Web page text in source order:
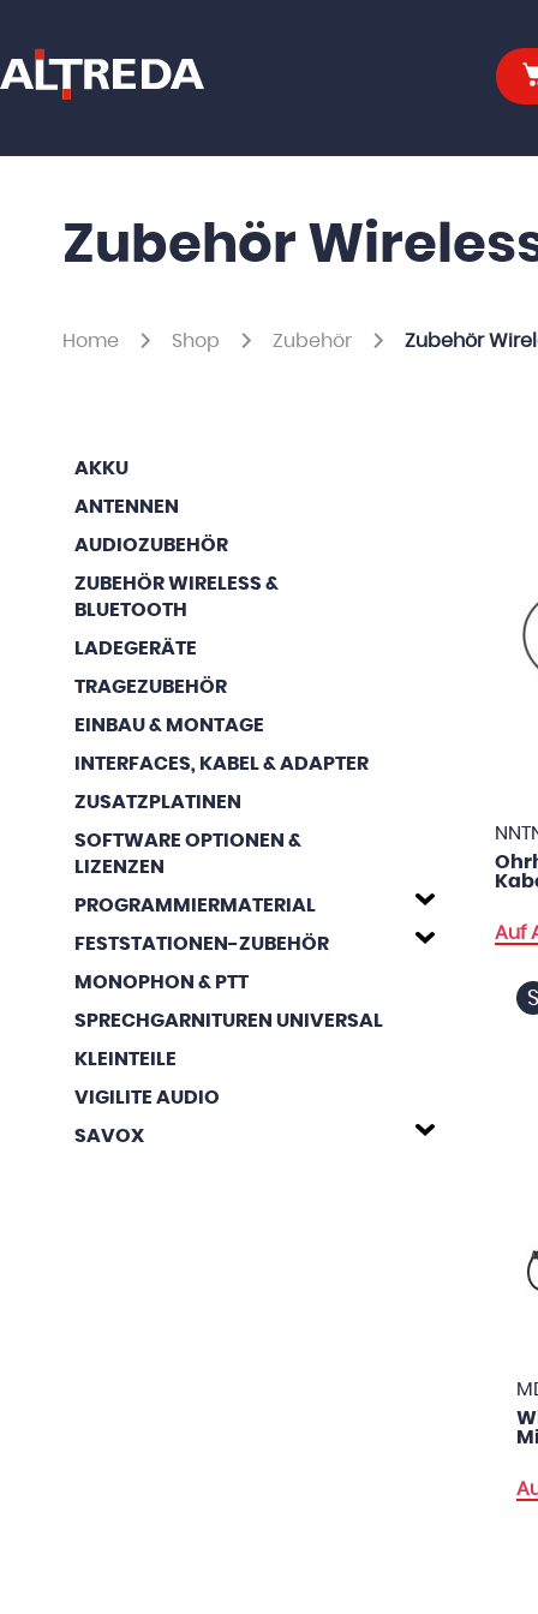
Zubehör
Home Shop Zubehör Zubehör
Auf
S
AKKU
ANTENNEN
AUDIOZUBEHÖR
ZUBEHÖR WIRELESS &
BLUETOOTH
LADEGERÄTE
TRAGEZUBEHÖR
EINBAU & MONTAGE
INTERFACES, KABEL & ADAPTER
ZUSATZPLATINEN
SOFTWARE OPTIONEN &
LIZENZEN
PROGRAMMIERMATERIAL
FESTSTATIONEN-ZUBEHÖR
MONOPHON & PTT
SPRECHGARNITUREN UNIVERSAL
KLEINTEILE
VIGILITE AUDIO
SAVOX